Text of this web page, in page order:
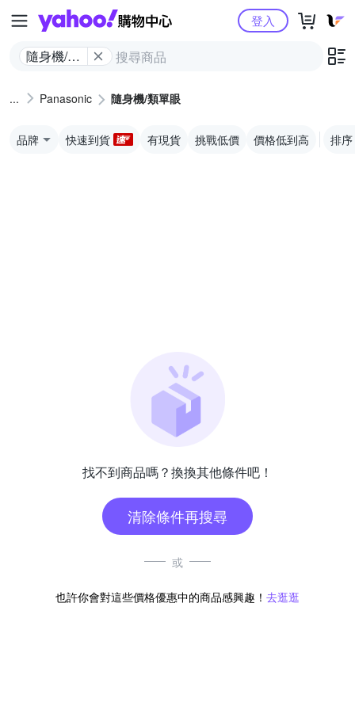
Yahoo購物中心
隨身機/類
登入
Panasonic 隨身機/類單眼
品牌 快速到貨 有現貨 挑戰低價 價格低到高 排序
找不到商品嗎？換換其他條件吧！
清除條件再搜尋
或
也許你會對這些價格優惠中的商品感興趣！ 去逛逛